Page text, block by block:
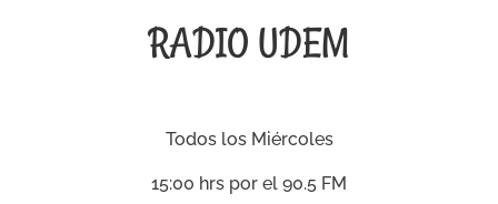
RADIO UDEM
Todos los Miércoles
15:00 hrs por el 90.5 FM